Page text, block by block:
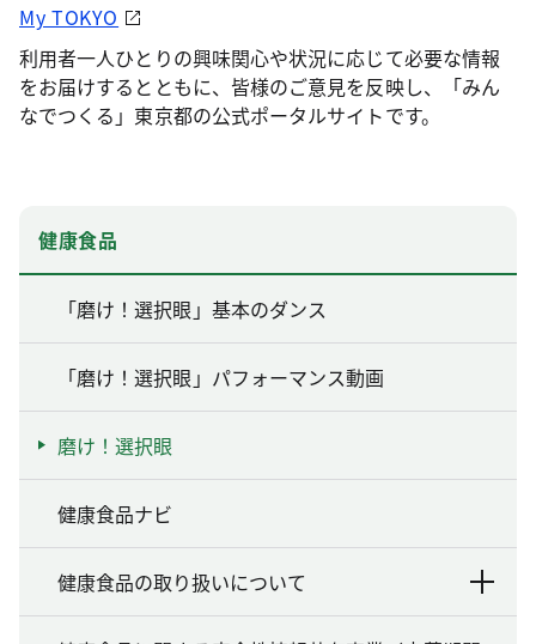
My TOKYO
利用者一人ひとりの興味関心や状況に応じて必要な情報
をお届けするとともに、皆様のご意見を反映し、「みん
なでつくる」東京都の公式ポータルサイトです。
健康食品
「磨け！選択眼」基本のダンス
「磨け！選択眼」パフォーマンス動画
磨け！選択眼
健康食品ナビ
健康食品の取り扱いについて